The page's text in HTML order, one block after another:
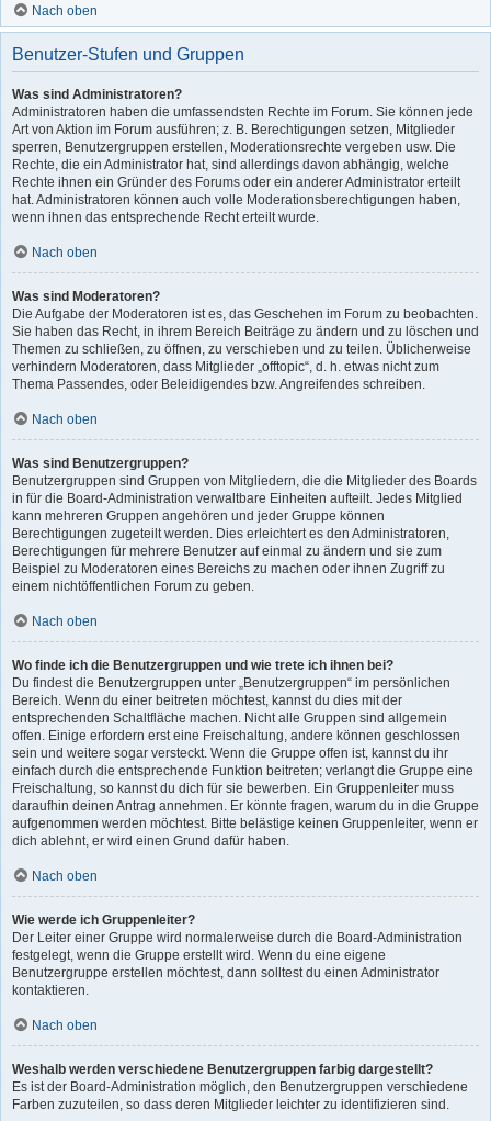
Nach oben
Benutzer-Stufen und Gruppen
Was sind Administratoren?
Administratoren haben die umfassendsten Rechte im Forum. Sie können jede
Art von Aktion im Forum ausführen; z. B. Berechtigungen setzen, Mitglieder
sperren, Benutzergruppen erstellen, Moderationsrechte vergeben usw. Die
Rechte, die ein Administrator hat, sind allerdings davon abhängig, welche
Rechte ihnen ein Gründer des Forums oder ein anderer Administrator erteilt
hat. Administratoren können auch volle Moderationsberechtigungen haben,
wenn ihnen das entsprechende Recht erteilt wurde.
Nach oben
Was sind Moderatoren?
Die Aufgabe der Moderatoren ist es, das Geschehen im Forum zu beobachten.
Sie haben das Recht, in ihrem Bereich Beiträge zu ändern und zu löschen und
Themen zu schließen, zu öffnen, zu verschieben und zu teilen. Üblicherweise
verhindern Moderatoren, dass Mitglieder „offtopic“, d. h. etwas nicht zum
Thema Passendes, oder Beleidigendes bzw. Angreifendes schreiben.
Nach oben
Was sind Benutzergruppen?
Benutzergruppen sind Gruppen von Mitgliedern, die die Mitglieder des Boards
in für die Board-Administration verwaltbare Einheiten aufteilt. Jedes Mitglied
kann mehreren Gruppen angehören und jeder Gruppe können
Berechtigungen zugeteilt werden. Dies erleichtert es den Administratoren,
Berechtigungen für mehrere Benutzer auf einmal zu ändern und sie zum
Beispiel zu Moderatoren eines Bereichs zu machen oder ihnen Zugriff zu
einem nichtöffentlichen Forum zu geben.
Nach oben
Wo finde ich die Benutzergruppen und wie trete ich ihnen bei?
Du findest die Benutzergruppen unter „Benutzergruppen“ im persönlichen
Bereich. Wenn du einer beitreten möchtest, kannst du dies mit der
entsprechenden Schaltfläche machen. Nicht alle Gruppen sind allgemein
offen. Einige erfordern erst eine Freischaltung, andere können geschlossen
sein und weitere sogar versteckt. Wenn die Gruppe offen ist, kannst du ihr
einfach durch die entsprechende Funktion beitreten; verlangt die Gruppe eine
Freischaltung, so kannst du dich für sie bewerben. Ein Gruppenleiter muss
daraufhin deinen Antrag annehmen. Er könnte fragen, warum du in die Gruppe
aufgenommen werden möchtest. Bitte belästige keinen Gruppenleiter, wenn er
dich ablehnt, er wird einen Grund dafür haben.
Nach oben
Wie werde ich Gruppenleiter?
Der Leiter einer Gruppe wird normalerweise durch die Board-Administration
festgelegt, wenn die Gruppe erstellt wird. Wenn du eine eigene
Benutzergruppe erstellen möchtest, dann solltest du einen Administrator
kontaktieren.
Nach oben
Weshalb werden verschiedene Benutzergruppen farbig dargestellt?
Es ist der Board-Administration möglich, den Benutzergruppen verschiedene
Farben zuzuteilen, so dass deren Mitglieder leichter zu identifizieren sind.